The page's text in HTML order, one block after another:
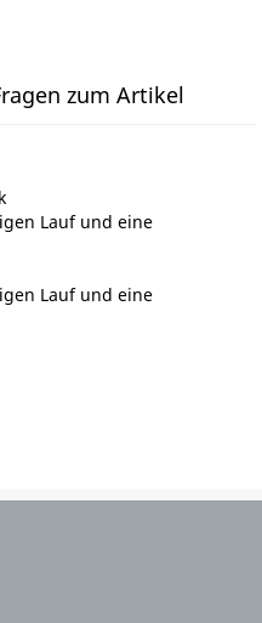
zum Artikel
Lauf und eine
Lauf und eine